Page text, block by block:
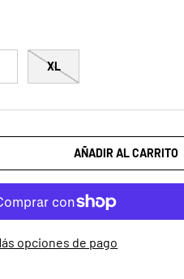
XL
LA CANTIDADAÑADIR AL CARRITO
opciones de pago